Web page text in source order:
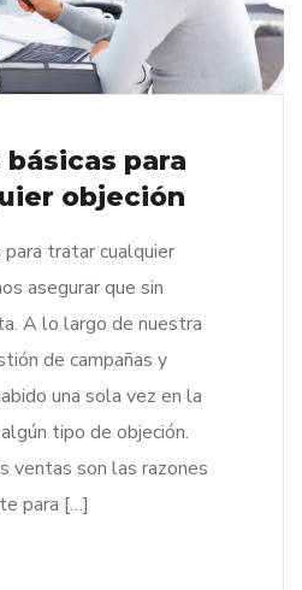
básicas para
objeción
tratar cualquier
asegurar que sin
A lo largo de nuestra
de campañas y
una sola vez en la
tipo de objeción.
ventas son las razones
para […]